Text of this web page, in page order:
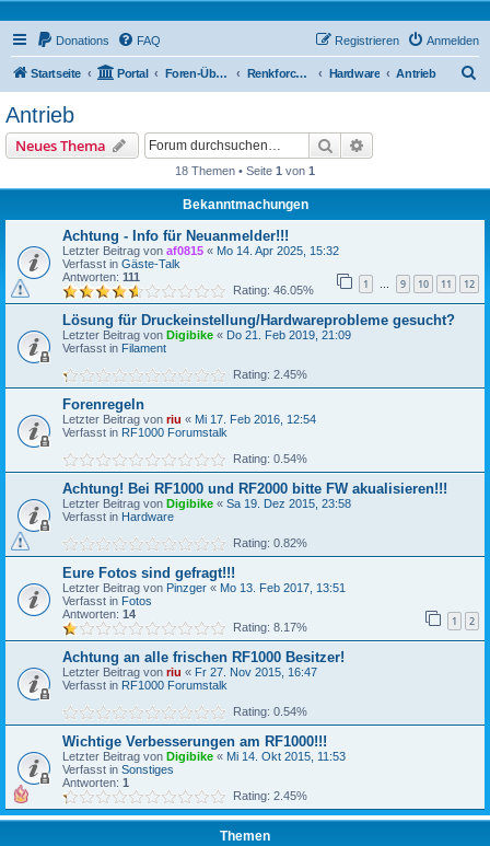
Donations FAQ Anmelden
Registrieren
Startseite Portal Foren-Übersicht Renkforce RF2000 Forum Hardware Antrieb
Antrieb
Neues Thema Suche
18 Themen • Seite 1 von 1
Bekanntmachungen
Achtung - Info für Neuanmelder!!!
Letzter Beitrag von af0815 « Mo 14. Apr 2025, 15:32
Verfasst in Gäste-Talk
Antworten: 111 1 … 9 10 11 12
Rating: 46.05%
Lösung für Druckeinstellung/Hardwareprobleme gesucht?
Letzter Beitrag von Digibike « Do 21. Feb 2019, 21:09
Verfasst in Filament
Rating: 2.45%
Forenregeln
Letzter Beitrag von riu « Mi 17. Feb 2016, 12:54
Verfasst in RF1000 Forumstalk
Rating: 0.54%
Achtung! Bei RF1000 und RF2000 bitte FW akualisieren!!!
Letzter Beitrag von Digibike « Sa 19. Dez 2015, 23:58
Verfasst in Hardware
Rating: 0.82%
Eure Fotos sind gefragt!!!
Letzter Beitrag von Pinzger « Mo 13. Feb 2017, 13:51
Verfasst in Fotos
Antworten: 14 1 2
Rating: 8.17%
Achtung an alle frischen RF1000 Besitzer!
Letzter Beitrag von riu « Fr 27. Nov 2015, 16:47
Verfasst in RF1000 Forumstalk
Rating: 0.54%
Wichtige Verbesserungen am RF1000!!!
Letzter Beitrag von Digibike « Mi 14. Okt 2015, 11:53
Verfasst in Sonstiges
Antworten: 1
Rating: 2.45%
Themen